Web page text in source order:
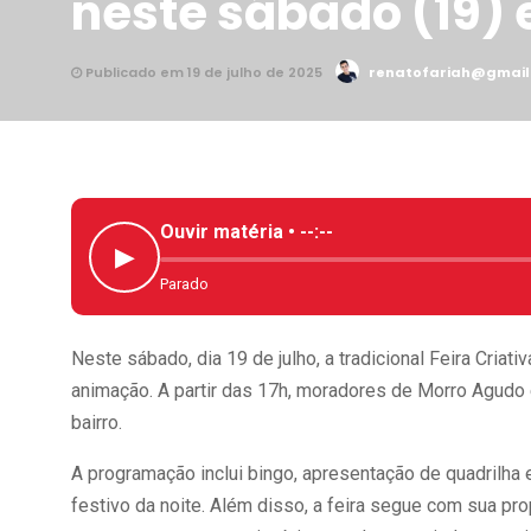
Publicado em 19 de julho de 2025
▶
Ouvir matéria • --:--
Parado
Neste sábado, dia 19 de julho, a tradicional Feira
animação. A partir das 17h, moradores de Morro
bairro.
A programação inclui bingo, apresentação de
festivo da noite. Além disso, a feira segue com sua